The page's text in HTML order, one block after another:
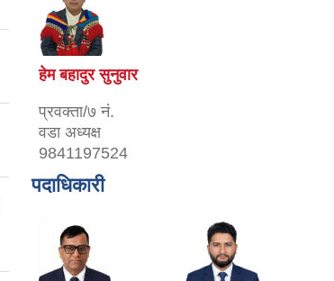
हेम बहादुर सुनुवार
प्रवक्ता/७ नं.
वडा अध्यक्ष
9841197524
पदाधिकारी